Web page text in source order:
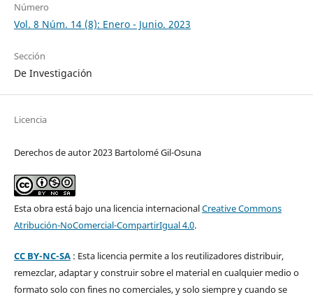
Número
Vol. 8 Núm. 14 (8): Enero - Junio. 2023
Sección
De Investigación
Licencia
Derechos de autor 2023 Bartolomé Gil-Osuna
Esta obra está bajo una licencia internacionalCreative Commons
Atribución-NoComercial-CompartirIgual 4.0.
CC BY-NC-SA: Esta licencia permite a los reutilizadores distribuir,
remezclar, adaptar y construir sobre el material en cualquier medio o
formato solo con fines no comerciales, y solo siempre y cuando se